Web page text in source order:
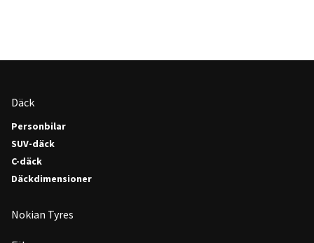
Däck
Personbilar
SUV-däck
C-däck
Däckdimensioner
Nokian Tyres